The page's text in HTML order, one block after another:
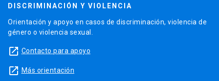
DISCRIMINACIÓN Y VIOLENCIA
Orientación y apoyo en casos de discriminación, violencia de
género o violencia sexual.
launch Contacto para apoyo
launch Más orientación